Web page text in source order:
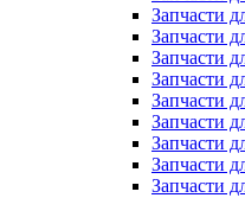
Запчасти
Запчасти
Запчасти
Запчасти
Запчасти
Запчасти
Запчасти
Запчасти
Запчасти